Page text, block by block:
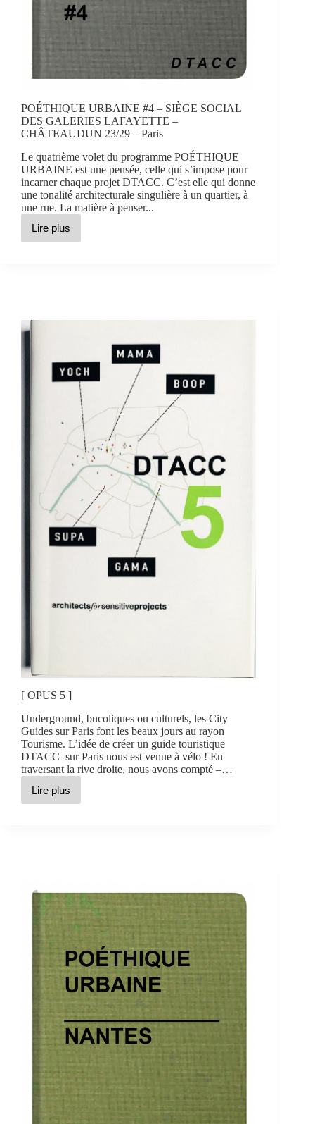
POÉTHIQUE URBAINE #4 – SIÈGE SOCIAL
DES GALERIES LAFAYETTE –
CHÂTEAUDUN 23/29 – Paris
Le quatrième volet du programme POÉTHIQUE
URBAINE est une pensée, celle qui s’impose pour
incarner chaque projet DTACC. C’est elle qui donne
une tonalité architecturale singulière à un quartier, à
une rue. La matière à penser...
Lire plus
[ OPUS 5 ]
Underground, bucoliques ou culturels, les City
Guides sur Paris font les beaux jours au rayon
Tourisme. L’idée de créer un guide touristique
DTACC sur Paris nous est venue à vélo ! En
traversant la rive droite, nous avons compté –…
Lire plus